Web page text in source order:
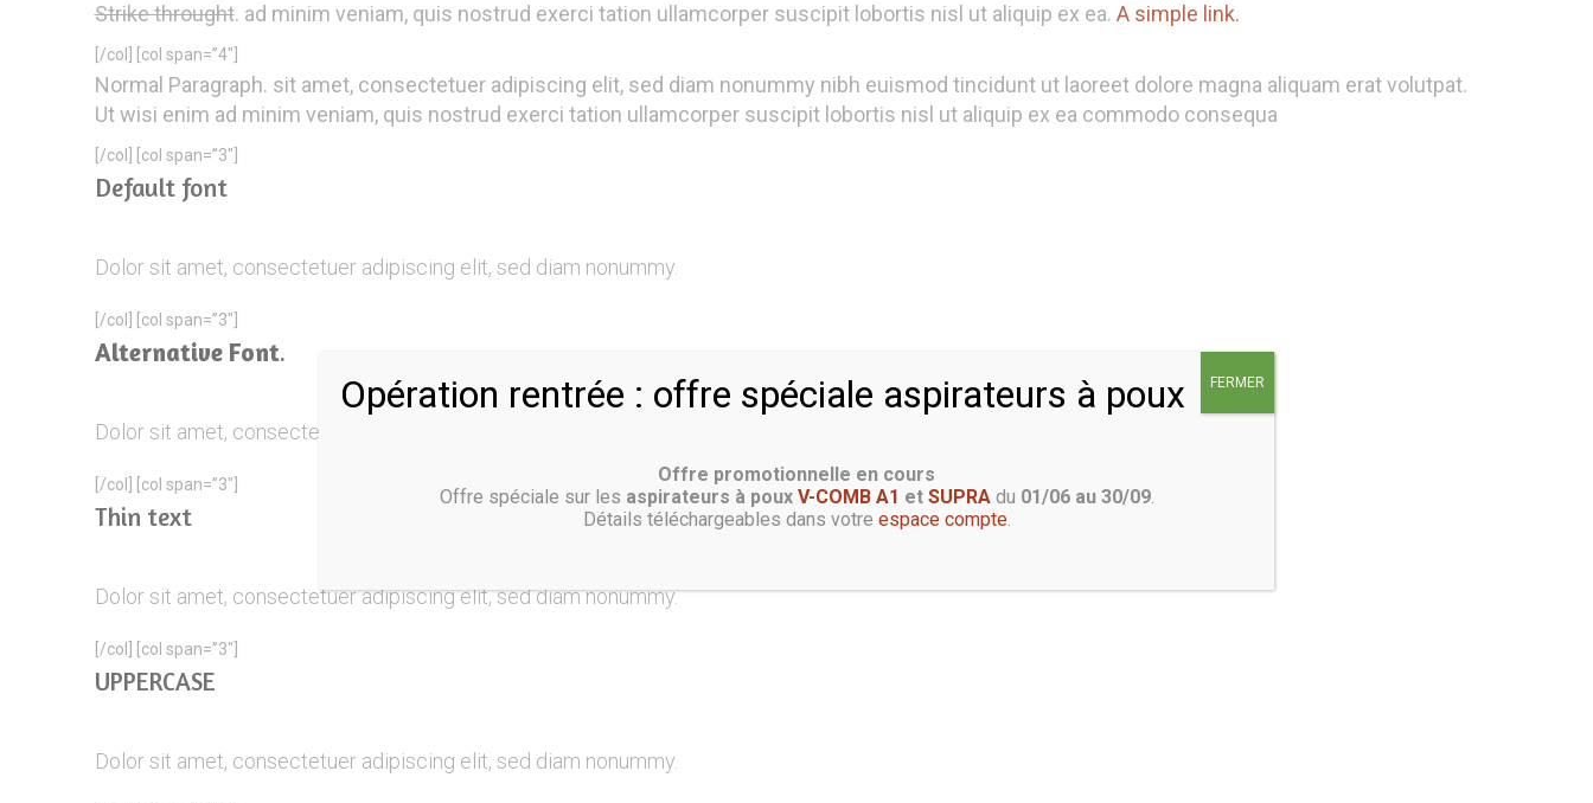
Strike throught. ad minim veniam, quis nostrud exerci tation ullamcorper suscipit lobortis nisl ut aliquip ex ea. A simple link.
[/col] [col span=”4″]
Normal Paragraph. sit amet, consectetuer adipiscing elit, sed diam nonummy nibh euismod tincidunt ut laoreet dolore magna aliquam erat volutpat.
Ut wisi enim ad minim veniam, quis nostrud exerci tation ullamcorper suscipit lobortis nisl ut aliquip ex ea commodo consequa
[/col] [col span=”3″]
Default font
Dolor sit amet, consectetuer adipiscing elit, sed diam nonummy.
[/col] [col span=”3″]
Alternative Font.
Dolor sit amet, consectetuer
[/col] [col span=”3″]
Thin text
Dolor sit amet, consectetuer adipiscing elit, sed diam nonummy.
[/col] [col span=”3″]
UPPERCASE
Dolor sit amet, consectetuer adipiscing elit, sed diam nonummy.
Opération rentrée : offre spéciale aspirateurs à poux
Offre promotionnelle en cours
Offre spéciale sur les aspirateurs à poux V-COMB A1 et SUPRAdu 01/06 au 30/09.
Détails téléchargeables dans votre espace compte.
FERMER